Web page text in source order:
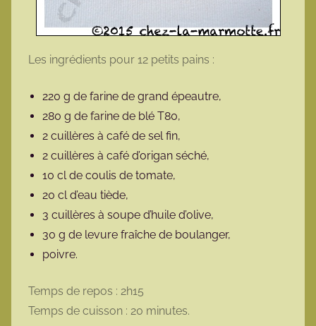
Les ingrédients pour 12 petits pains :
220 g de farine de grand épeautre,
280 g de farine de blé T80,
2 cuillères à café de sel fin,
2 cuillères à café d’origan séché,
10 cl de coulis de tomate,
20 cl d’eau tiède,
3 cuillères à soupe d’huile d’olive,
30 g de levure fraîche de boulanger,
poivre.
Temps de repos : 2h15
Temps de cuisson : 20 minutes.